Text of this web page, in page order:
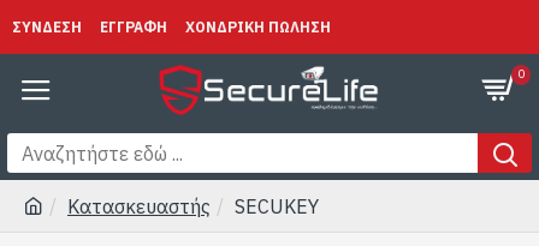
ΣΥΝΔΕΣΗ ΕΓΓΡΑΦΗ ΧΟΝΔΡΙΚΗ ΠΩΛΗΣΗ
0
Κατασκευαστής SECUKEY